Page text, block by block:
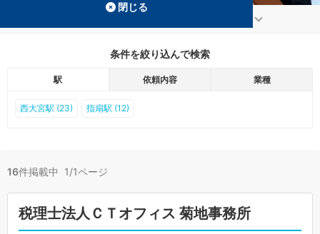
条件を絞り込んで検索
駅 依頼内容 業種
西大宮駅 (23) 指扇駅 (12)
16件掲載中 1/1ページ
税理士法人ＣＴオフィス 菊地事務所
閉じる